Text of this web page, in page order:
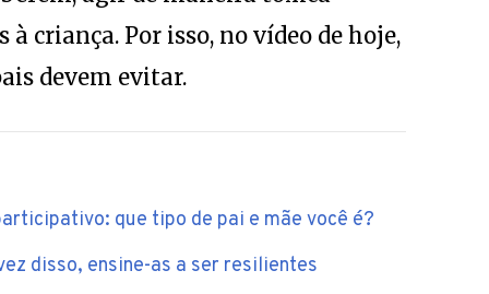
criança. Por isso, no vídeo de hoje,
devem evitar.
que tipo de pai e mãe você é?
disso, ensine-as a ser resilientes